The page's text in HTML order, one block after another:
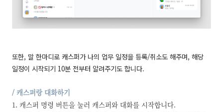
또한, 말 한마디로 캐스퍼가 나의 업무 일정을 등록/취소도 해주며, 해당
일정이 시작되기 10분 전부터 알려주기도 합니다.
/ 캐스퍼랑 대화하기
1. 캐스퍼 명령 버튼을 눌러 캐스퍼와 대화를 시작합니다.